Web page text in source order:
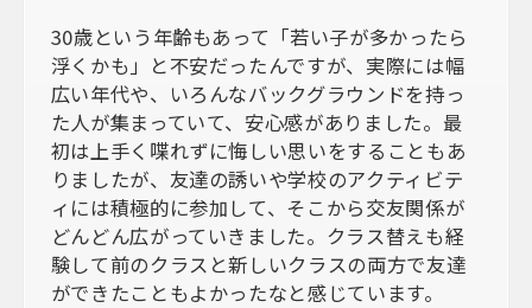
30歳という年齢もあって「若い子が多かったら
浮くかも」と不安だったんですが、実際には幅
広い年代や、いろんなバックグラウンドを持っ
た人が集まっていて、安心感がありました。最
初は上手く喋れずに悔しい思いをすることもあ
りましたが、友達の誘いや学校のアクティビテ
ィには積極的に参加して、そこから交友関係が
どんどん広がっていきました。クラス替えも経
験して前のクラスと新しいクラスの両方で友達
ができたこともよかったなと感じています。